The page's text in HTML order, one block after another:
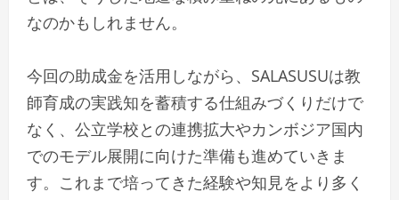
なのかもしれません。
今回の助成金を活用しながら、SALASUSUは教
師育成の実践知を蓄積する仕組みづくりだけで
なく、公立学校との連携拡大やカンボジア国内
でのモデル展開に向けた準備も進めていきま
す。これまで培ってきた経験や知見をより多く